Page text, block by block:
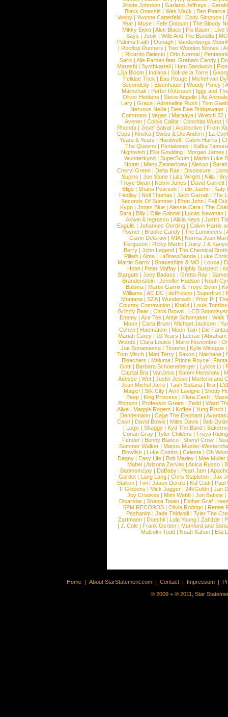
Jillette Johnson | Garland Jeffreys |
Black Onassis | Wes Mack | Ben Pearce
Veeby | Yvonne Catterfeld | Cody Simpson |
Year |Muse |Fefe Dobson |The Bloody
Mikky Ekko | Aloe Blacc | Flo Bauer | Like
Says | Jenix | Wille And The Bandits | MO
Paloma Faith |Oonagh |Vandenbergs
|Rooftop Runners |Two Wooden Stones |
| Ricardo Bielecki | Otto Normal |
Saris | Alle Farben feat. Graham Candy |
Marashi | Synthkartell | Ham Sandwich |
Lilja Bloom | Indiana | Sofi de la Torre |
Felidae Trick | Eau Rouge | Michel van
Secondcity |Eisenhauer |Woody Pitney |
Malinchak |Porter Robinson | Iggy and
Oliver Heldens |Steve Angello |As Animals
Lary | Grace | Adrenaline Rush | Tom
Nervous Nellie | Dee Dee Bridgewater |
Commons |Vegas |Maraaya |Wretch 32 |
Avener | Colbie Caillat | Conchita Wurst |
Rhonda | Josef Salvat | Acollective | From
Cops | Nneka | Swiss & Die Andern | La
Years & Years |Hardwell |Calvin Harris |
The Queens | Pentatones | Kafka Tamura
Nightwish |Ellie Goulding |Morgan James
Wunderkynd | SuperScum | Martin Luke
Nottet |Mans Zelmerloew |Alesso |
Cheryl Green |Delta Rae |Disclosure |
Supino |Joe Stone |Lizz Wright |Niila |
Troye Sivan | Kelvin Jones | David Garrett
Blige | Shana Pearson | Felix Jaehn | Katy
Findlay |Neil Thomas |Jack Garratt |The
Seconds Of Summer |Elton John |Fall
Kygo |Jonas Blue |Alessia Cara |The
Sara |Billy |Ollie Gabriel |Lucas Newman |
Axwel & Ingrosso | Alicia Keys | Justin
Eagulls |Johannes Oerding |Calvin Harris
Posner |Brooke Candy |The Lumineers |
Gavin DeGraw | MIA| Norma Jean
Ferguson | Ricky Martin | Juicy J &
Berry | John Legend | The Chemical
Pillath |Alma |LaBrassBanda |Luke
Martin Garrix | Snakeships & MO | Louka |
Hotel | Peter Maffay | Highly Suspect |
Stargate |Joey Badass |Gretta Ray |
Brandenstein |Jennifer Hudson |Noah
Balbina | Martin Garrix & Troye Sivan |
Williams |AC DC |dePresno |Superfruit |
Montana |SZA|Wunderwelt |Prinz Pi |
Country Communion | Khalid | Louis
Grizzly Bear | Chris Brown | LCD
Enemy | Ace Tee | Antje Schomaker | Walk
Moon |Carla Bruni |Michael Jackson |
Cohen |Haematom |Moon Taxi |Die
Mariah Carey | 10 Years | Lecrae | Abraham
Woods |Clara Louise |Mario Novembre |
Joe Bonamassa | Tinashe | Kylie Minogue |
Tom Misch |Matt Terry |Saxon |Nakhane |
Bleachers | Maluma | Prince Royce |
Gotti |Barbara Schoeneberger |Lykke Li |
Capital Bra |VanJess |Samm Henshaw |
Adesse |Wet |Justin Jesso |Marteria and
Jean Michel Jarre |Tash Sultana | Ilira |
Magic! | Silk City | Avril Lavigne | Shotty
Peep |King Princess |Flora Cash |
Ronson |Professor Green |Zedd |Ward
Alive |Maggie Rogers |Koffee |Yung Pinch |
Dendemann |Cage The Elephant |
Cash | David Bowie | Miles Davis | Bob Dylan
|Logic |Shaggy |Kyd The Band |
Conan Gray |Tyler Childers |Freya
Fender |Benny Blanco |Sheryl Crow |
Summer Walker |Marius Mueller-
Blowfish | Luke Combs | Celeste | Oh
Dagny |Easy Life |Bob Marley |Mae Muller
Mabel |Arizona Zervas |Anica Russo |
Badmomzjay |DaBaby |Pearl Jam |
Gardot | Lang Lang | Chris Stapleton | Jax
Stallion |Tini |Jason Derulo |Kid Cudi |Paul
F Gibbons | Mick Jagger | 24kGoldn | Jan
Joy Crookes | Mimi Webb | Jon Batiste |
Disarstar | Shania Twain | Esther Graf |
6PM RECORDS | Olivia Rodrigo | Renee
Pashanim |Jade Thirlwall |Tyler The
Zartmann | Doechii | Lola Young | Zah1de |
| J. Cole | Frank Gerber | Mumford and Sons
Malcolm Todd | Noah Kahan | Ella
Home | About StarStatement.com | Contact | Impressum |
© 2009 + ® 2011, Star